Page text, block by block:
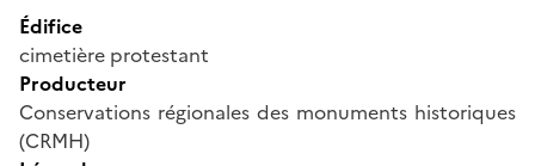
Édifice
cimetière protestant
Producteur
Conservations régionales des monuments historiques
(CRMH)